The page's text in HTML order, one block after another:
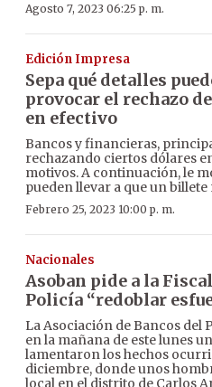
Agosto 7, 2023 06:25 p. m.
Edición Impresa
Sepa qué detalles
provocar el rechazo
en efectivo
Bancos y financieras,
rechazando ciertos dólares
motivos. A continuación, le
pueden llevar a que un billete
Febrero 25, 2023 10:00 p. m.
Nacionales
Asoban pide a la
Policía “redoblar
La Asociación de Bancos del
en la mañana de este lunes
lamentaron los hechos
diciembre, donde unos
local en el distrito de Carlos